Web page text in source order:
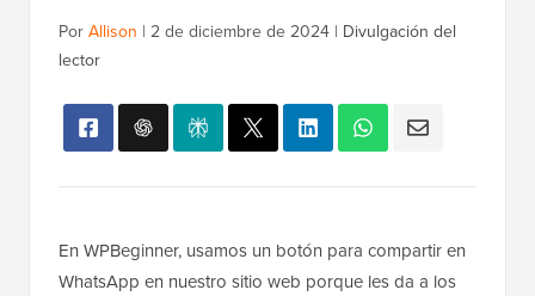
Por Allison | 2 de diciembre de 2024 | Divulgación del
lector
En WPBeginner, usamos un botón para compartir en
WhatsApp en nuestro sitio web porque les da a los